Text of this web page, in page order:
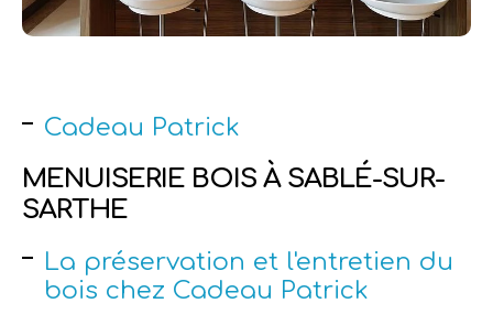
Cadeau Patrick
MENUISERIE BOIS À SABLÉ-SUR-
SARTHE
La préservation et l'entretien du
bois chez Cadeau Patrick